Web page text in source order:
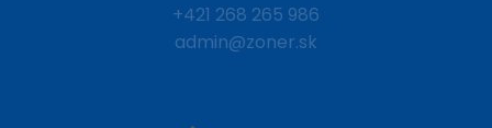
+421 268 265 986
admin@zoner.sk